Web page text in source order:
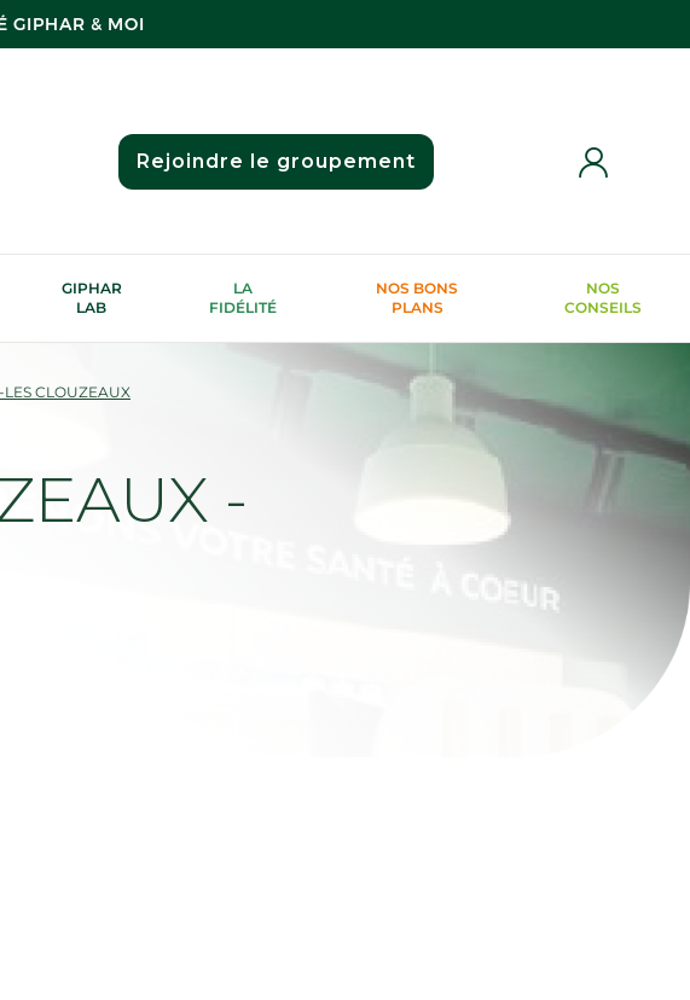
GIPHAR & MOI
Rejoindre le groupement
GIPHAR
LAB
LA
FIDÉLITÉ
NOS BONS
PLANS
NOS
CONSEILS
CLOUZEAUX
-